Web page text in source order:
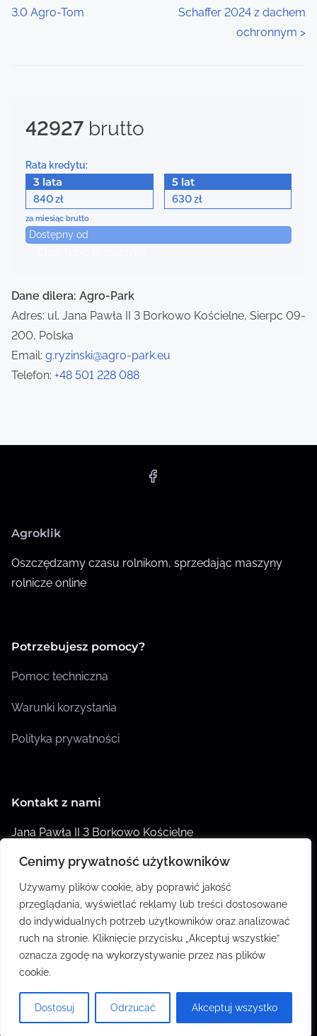
Cenimy prywatność użytkowników
Używamy plików cookie, aby poprawić jakość
przeglądania, wyświetlać reklamy lub treści dostosowane
do indywidualnych potrzeb użytkowników oraz analizować
ruch na stronie. Kliknięcie przycisku „Akceptuj wszystkie”
oznacza zgodę na wykorzystywanie przez nas plików
cookie.
Dostosuj Odrzucać Akceptuj wszystko
t
i
o
3.0 Agro-Tom
Schaffer 2024 z dachem
ochronnym >
42927brutto
Rata kredytu:
3 lata
840zł
5 lat
630zł
za miesiąc brutto
Dostępny od
Dane dilera: Agro-Park
Adres: ul. Jana Pawła II 3 Borkowo Kościelne, Sierpc 09-
200, Polska
Email: g.ryzinski@agro-park.eu
Telefon: +48 501 228 088
Agroklik
Oszczędzamy czasu rolnikom, sprzedając maszyny
rolnicze online
Potrzebujesz pomocy?
Pomoc techniczna
Warunki korzystania
Polityka prywatności
Kontakt z nami
Jana Pawła II 3 Borkowo Kościelne
biuro@agroklik.pl
Twoi doradcy czekają aby Ci pomóc pod numerami:
+48501228088
Godziny otwarcia: 08:00 – 17:00
Designed by Powered by WordPress